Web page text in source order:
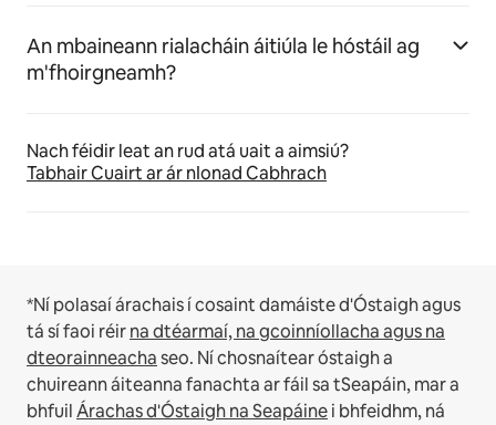
An mbaineann rialacháin áitiúla le hóstáil ag
m'fhoirgneamh?
Nach féidir leat an rud atá uait a aimsiú?
Tabhair Cuairt ar ár nIonad Cabhrach
*Ní polasaí árachais í cosaint damáiste d'Óstaigh agus
tá sí faoi réirna dtéarmaí, na gcoinníollacha agus na
dteorainneachaseo. Ní chosnaítear óstaigh a
chuireann áiteanna fanachta ar fáil sa tSeapáin, mar a
bhfuilÁrachas d'Óstaigh na Seapáinei bhfeidhm, ná